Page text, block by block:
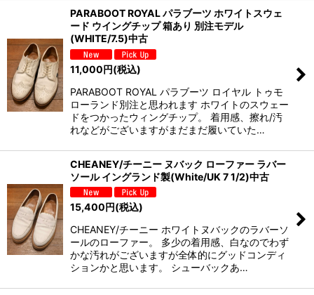
PARABOOT ROYAL パラブーツ ホワイトスウェ
ード ウイングチップ 箱あり 別注モデル
(WHITE/7.5)中古
11,000円(税込)
PARABOOT ROYAL パラブーツ ロイヤル トゥモ
ローランド別注と思われます ホワイトのスウェー
ドをつかったウィングチップ。 着用感、擦れ/汚
れなどがございますがまだまだ履いていた…
CHEANEY/チーニー ヌバック ローファー ラバー
ソール イングランド製(White/UK 7 1/2)中古
15,400円(税込)
CHEANEY/チーニー ホワイトヌバックのラバーソ
ールのローファー。 多少の着用感、白なのでわず
かな汚れがございますが全体的にグッドコンディ
ションかと思います。 シューバックあ…